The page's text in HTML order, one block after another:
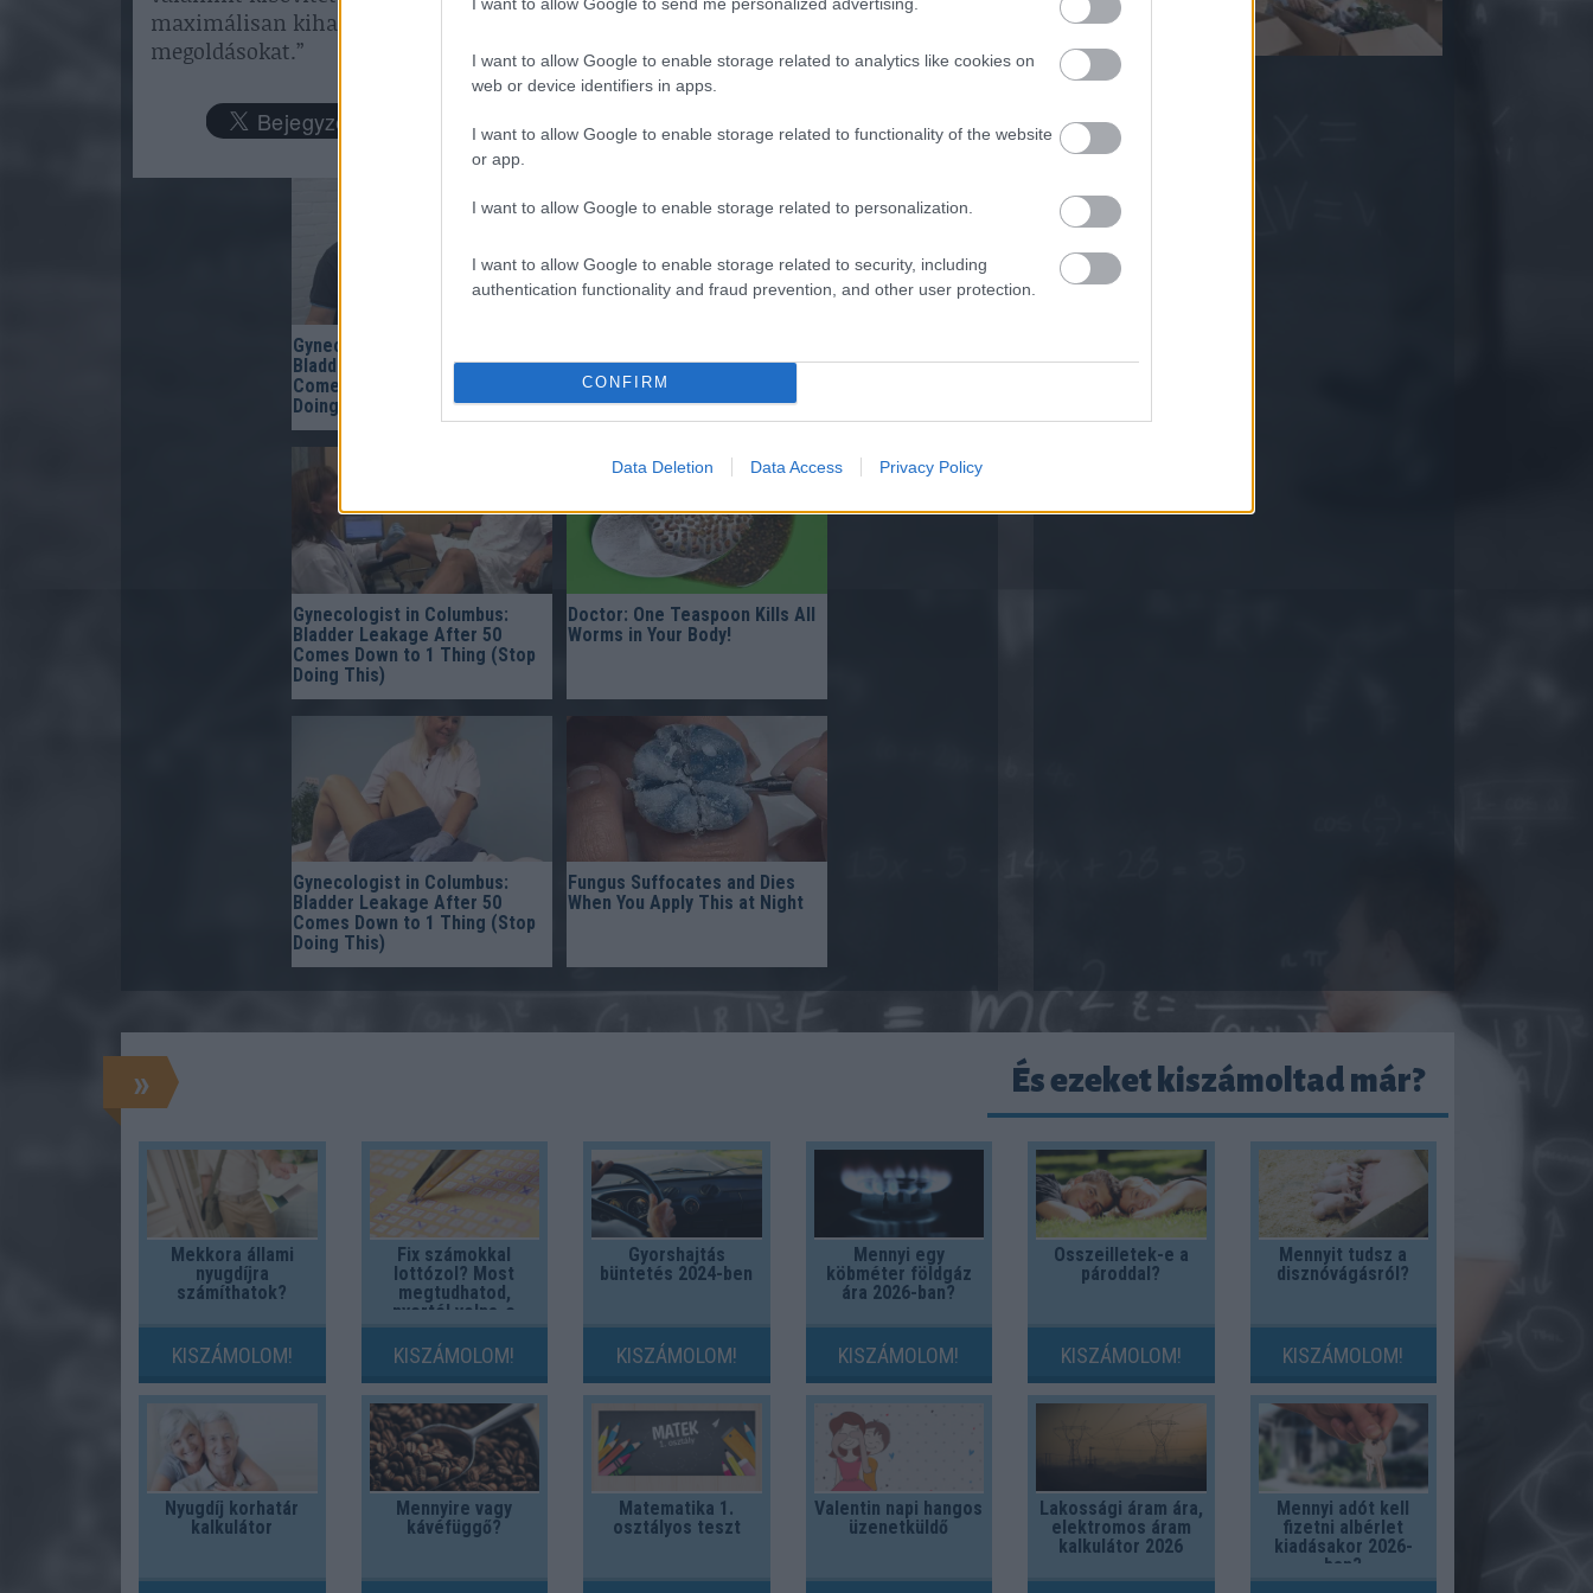
I want to allow Google to enable storage related to analytics like cookies on
web or device identifiers in apps.
I want to allow Google to enable storage related to functionality of the website
or app.
I want to allow Google to enable storage related to personalization.
I want to allow Google to enable storage related to security, including
authentication functionality and fraud prevention, and other user protection.
CONFIRM
Data Deletion Data Access Privacy Policy
maximálisan kihasználják majd az új szolgáltatás nyújtotta extra
megoldásokat.”
Gynecologist in Columbus:
Bladder Leakage After 50
Comes Down to 1 Thing (Stop
Doing This)
Or Armpit? It's The First Stage
Of...
Gynecologist in Columbus:
Bladder Leakage After 50
Comes Down to 1 Thing (Stop
Doing This)
Doctor: One Teaspoon Kills All
Worms in Your Body!
Gynecologist in Columbus:
Bladder Leakage After 50
Comes Down to 1 Thing (Stop
Doing This)
Fungus Suffocates and Dies
When You Apply This at Night
» És ezeket kiszámoltad már?
Mekkora állami
nyugdíjra
számíthatok?
KISZÁMOLOM!
Fix számokkal
lottózol? Most
megtudhatod,
nyertél volna-e
valaha!
KISZÁMOLOM!
Gyorshajtás
büntetés 2024-ben
KISZÁMOLOM!
Mennyi egy
köbméter földgáz
ára 2026-ban?
KISZÁMOLOM!
Összeilletek-e a
pároddal?
KISZÁMOLOM!
Mennyit tudsz a
disznóvágásról?
KISZÁMOLOM!
Nyugdíj korhatár
kalkulátor
Mennyire vagy
kávéfüggő?
Matematika 1.
osztályos teszt
Valentin napi hangos
üzenetküldő
Lakossági áram ára,
elektromos áram
kalkulátor 2026
Mennyi adót kell
fizetni albérlet
kiadásakor 2026-
ban?